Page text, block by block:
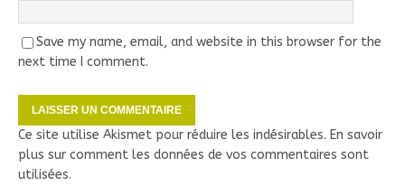
Save my name, email, and website in this browser for the
next time I comment.
Ce site utilise Akismet pour réduire les indésirables. En savoir
plus sur comment les données de vos commentaires sont
utilisées.